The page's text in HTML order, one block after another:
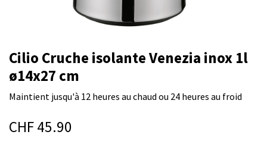
Cilio Cruche isolante Venezia inox 1l
ø14x27 cm
Maintient jusqu'à 12 heures au chaud ou 24 heures au froid
CHF45.90